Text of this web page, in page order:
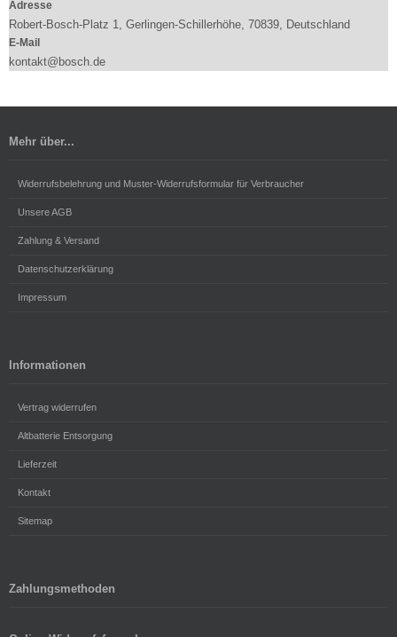
Adresse
Robert-Bosch-Platz 1, Gerlingen-Schillerhöhe, 70839, Deutschland
E-Mail
kontakt@bosch.de
Mehr über...
Widerrufsbelehrung und Muster-Widerrufsformular für Verbraucher
Unsere AGB
Zahlung & Versand
Datenschutzerklärung
Impressum
Informationen
Vertrag widerrufen
Altbatterie Entsorgung
Lieferzeit
Kontakt
Sitemap
Zahlungsmethoden